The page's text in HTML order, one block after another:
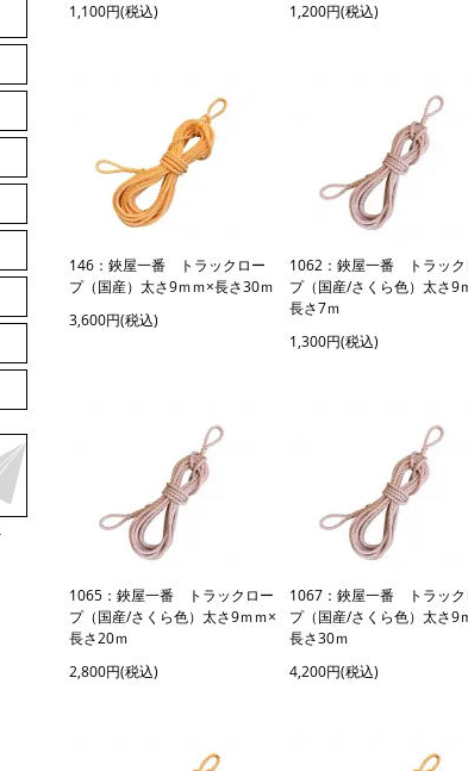
1,100円(税込)
1,200円(税込)
146：鋏屋一番 トラックロー
プ（国産）太さ9ｍｍ×長さ30ｍ
3,600円(税込)
1062：鋏屋一番 トラック
プ（国産/さくら色）太さ9
長さ7ｍ
1,300円(税込)
1065：鋏屋一番 トラックロー
プ（国産/さくら色）太さ9ｍｍ×
長さ20ｍ
2,800円(税込)
1067：鋏屋一番 トラック
プ（国産/さくら色）太さ9
長さ30ｍ
4,200円(税込)